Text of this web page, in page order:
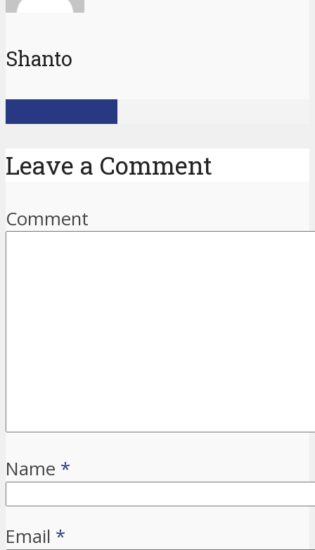
Shanto
Leave a Comment
Comment
Name *
Email *